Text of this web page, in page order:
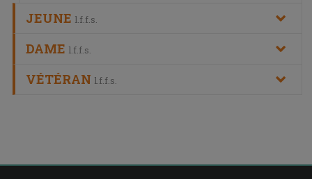
JEUNE l.f.f.s.
DAME l.f.f.s.
VÉTÉRAN l.f.f.s.